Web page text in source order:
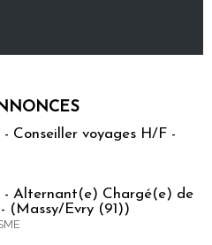
Conseiller voyages H/F -
- Alternant(e) Chargé(e) de
(Massy/Evry (91))